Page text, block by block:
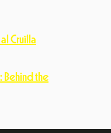
Cruïlla
Behind the